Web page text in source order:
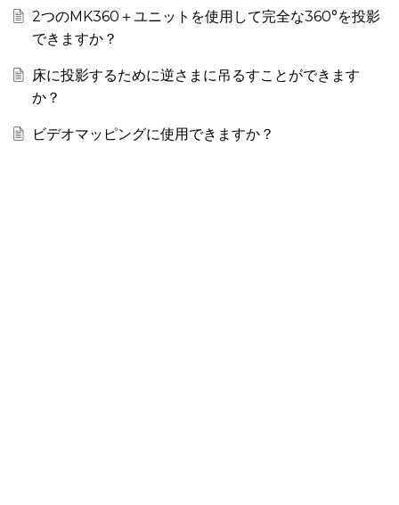
2つのMK360＋ユニットを使用して完全な360°を投影
できますか？
床に投影するために逆さまに吊るすことができます
か？
ビデオマッピングに使用できますか？